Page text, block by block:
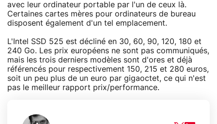
avec leur ordinateur portable par l'un de ceux là.
Certaines cartes mères pour ordinateurs de bureau
disposent également d'un tel emplacement.
L'Intel SSD 525 est décliné en 30, 60, 90, 120, 180 et
240 Go. Les prix européens ne sont pas communiqués,
mais les trois derniers modèles sont d'ores et déjà
référencés pour respectivement 150, 215 et 280 euros,
soit un peu plus de un euro par gigaoctet, ce qui n'est
pas le meilleur rapport prix/performance.